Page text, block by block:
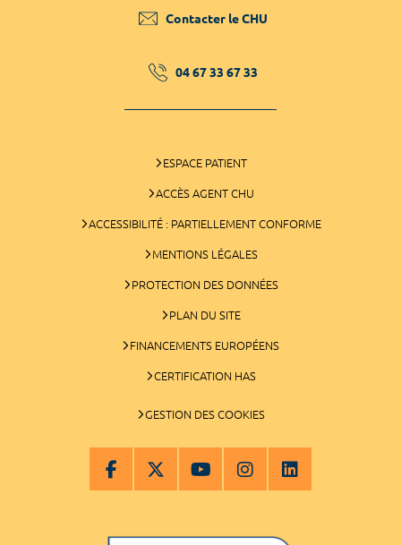
Contacter le CHU
04 67 33 67 33
ESPACE PATIENT
ACCÈS AGENT CHU
ACCESSIBILITÉ : PARTIELLEMENT CONFORME
MENTIONS LÉGALES
PROTECTION DES DONNÉES
PLAN DU SITE
FINANCEMENTS EUROPÉENS
CERTIFICATION HAS
GESTION DES COOKIES